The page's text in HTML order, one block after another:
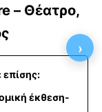
– Θέατρο,
επίσης:
έκθεση-
›